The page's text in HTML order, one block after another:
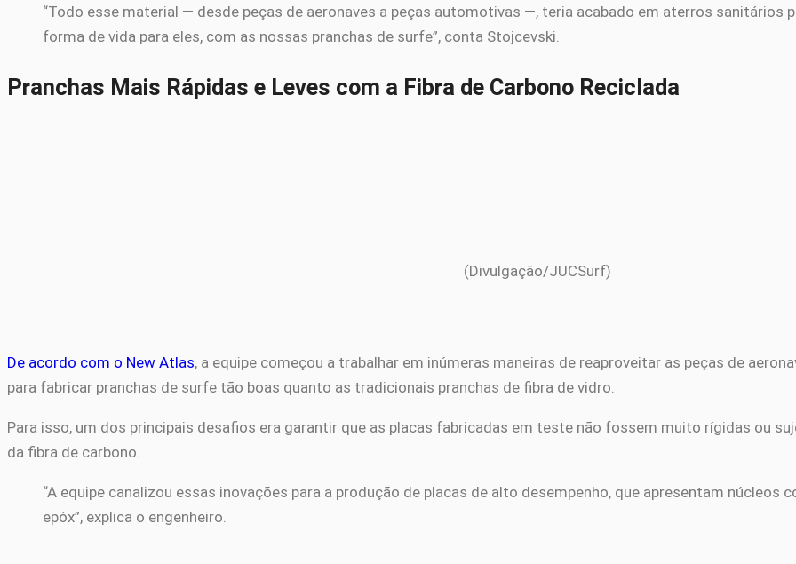
“Todo esse material — desde peças de aeronaves a peças automotivas —, teria acabado em aterros sanitários
forma de vida para eles, com as nossas pranchas de surfe”, conta Stojcevski.
Pranchas Mais Rápidas e Leves com a Fibra de Carbono Reciclada
(Divulgação/JUCSurf)
De acordo com o New Atlas, a equipe começou a trabalhar em inúmeras maneiras de reaproveitar as peças de
para fabricar pranchas de surfe tão boas quanto as tradicionais pranchas de fibra de vidro.
Para isso, um dos principais desafios era garantir que as placas fabricadas em teste não fossem muito rígidas ou
da fibra de carbono.
“A equipe canalizou essas inovações para a produção de placas de alto desempenho, que apresentam núcleos
epóx”, explica o engenheiro.